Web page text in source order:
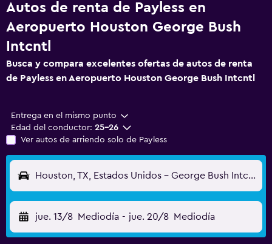
Autos de renta de Payless en
Aeropuerto Houston George Bush
Intcntl
Busca y compara excelentes ofertas de autos de renta
de Payless en Aeropuerto Houston George Bush Intcntl
Entrega en el mismo punto
Edad del conductor: 25-26
Ver autos de arriendo solo de Payless
Houston, TX, Estados Unidos - George Bush Intcntl (IAH)
jue. 13/8 Mediodía - jue. 20/8 Mediodía